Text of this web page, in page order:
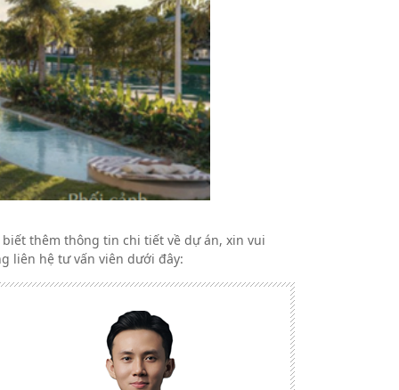
thêm thông tin chi tiết về dự án, xin vui
liên hệ tư vấn viên dưới đây: